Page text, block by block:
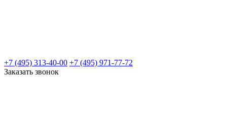
+7 (495) 313-40-00 +7 (495) 971-77-72
Заказать звонок